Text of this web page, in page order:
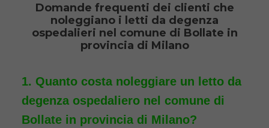
Noleggio letto da degenza
ortopedico elettrico in legno,
contenimento con materasso
antidecubito e vassoio da letto
con ruote. Il noleggio minimo
Domande frequenti dei clienti che
noleggiano i letti da degenza
ospedalieri nel comune di Bollate in
provincia di Milano
Quanto costa noleggiare un letto da
degenza ospedaliero nel comune di
Bollate in provincia di Milano?